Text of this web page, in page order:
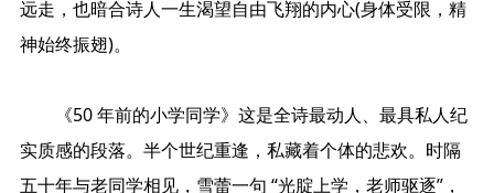
远走，也暗合诗人一生渴望自由飞翔的内心(身体受限，精
神始终振翅)。
《50 年前的小学同学》这是全诗最动人、最具私人纪
实质感的段落。半个世纪重逢，私藏着个体的悲欢。时隔
五十年与老同学相见，雪蕾一句 “光腚上学，老师驱逐”，